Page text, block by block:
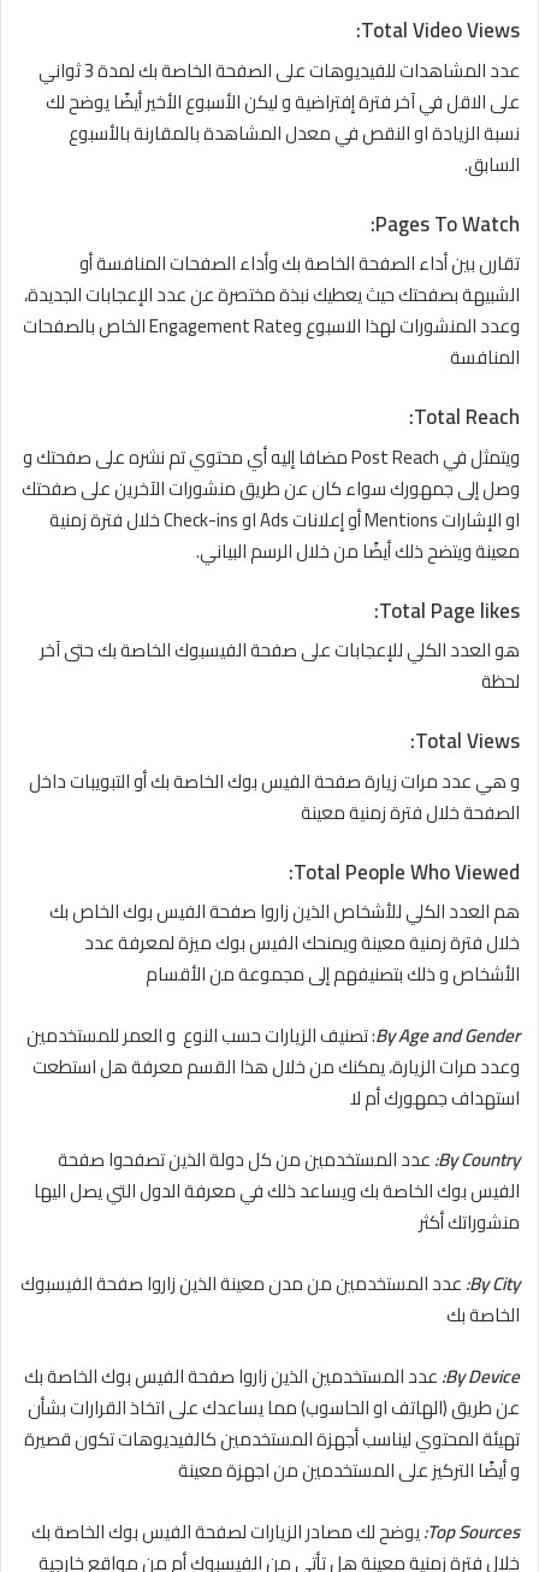
Total Video Views
:
عدد المشاهدات للفيديوهات على الصفحة الخاصة بك لمدة 3 ثواني
على الاقل في آخر فترة إفتراضية و ليكن الأسبوع الأخير أيضًا يوضح لك
نسبة الزيادة او النقص في معدل المشاهدة بالمقارنة بالأسبوع
السابق.
Pages To Watch
:
تقارن بين أداء الصفحة الخاصة بك وأداء الصفحات المنافسة أو
الشبيهة بصفحتك حيث يعطيك نبذة مختصرة عن عدد الإعجابات الجديدة،
وعدد المنشورات لهذا الاسبوع وEngagement Rate الخاص بالصفحات
المنافسة
Total Reach
:
ويتمثل في Post Reach مضافا إليه أي محتوي تم نشره على صفحتك و
وصل إلى جمهورك سواء كان عن طريق منشورات الآخرين على صفحتك
او الإشارات Mentions أو إعلانات Ads او Check-ins خلال فترة زمنية
معينة ويتضح ذلك أيضًا من خلال الرسم البياني.
Total Page likes
:
هو العدد الكلي للإعجابات على صفحة الفيسبوك الخاصة بك حتى آخر
لحظة
Total Views
:
و هي عدد مرات زيارة صفحة الفيس بوك الخاصة بك أو التبويبات داخل
الصفحة خلال فترة زمنية معينة
Total People Who Viewed
:
هم العدد الكلي للأشخاص الذين زاروا صفحة الفيس بوك الخاص بك
خلال فترة زمنية معينة ويمنحك الفيس بوك ميزة لمعرفة عدد
الأشخاص و ذلك بتصنيفهم إلى مجموعة من الأقسام
By Age and Gender: تصنيف الزيارات حسب النوع و العمر للمستخدمين
وعدد مرات الزيارة، يمكنك من خلال هذا القسم معرفة هل استطعت
استهداف جمهورك أم لا
By Country: عدد المستخدمين من كل دولة الذين تصفحوا صفحة
الفيس بوك الخاصة بك ويساعد ذلك في معرفة الدول التي يصل اليها
منشوراتك أكثر
By City: عدد المستخدمين من مدن معينة الذين زاروا صفحة الفيسبوك
الخاصة بك
By Device: عدد المستخدمين الذين زاروا صفحة الفيس بوك الخاصة بك
عن طريق (الهاتف او الحاسوب) مما يساعدك على اتخاذ القرارات بشأن
تهيئة المحتوي ليناسب أجهزة المستخدمين كالفيديوهات تكون قصيرة
و أيضًا التركيز على المستخدمين من اجهزة معينة
Top Sources: يوضح لك مصادر الزيارات لصفحة الفيس بوك الخاصة بك
خلال فترة زمنية معينة هل تأتى من الفيسبوك أم من مواقع خارجية